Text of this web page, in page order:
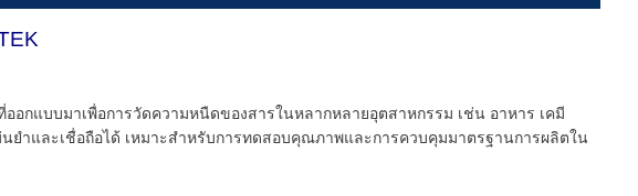
ออกแบบมาเพื่อการวัดความหนืดของสารในหลากหลายอุตสาหกรรม เช่น อาหาร เคมี
ำและเชื่อถือได้ เหมาะสำหรับการทดสอบคุณภาพและการควบคุมมาตรฐานการผลิตใน